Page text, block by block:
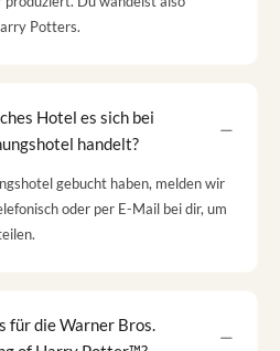
Potters.
Hotel es sich bei
handelt?
gebucht haben, melden wir
oder per E-Mail bei dir, um
die Warner Bros.